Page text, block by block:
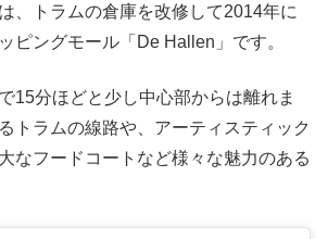
、トラムの倉庫を改修して2014年に
ピングモール「De Hallen」です。
15分ほどと少し中心部からは離れま
トラムの線路や、アーティスティック
なフードコートなど様々な魅力のある